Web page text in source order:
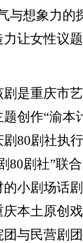
与想象力的
让女性议
是重庆市艺
创作“渝本
80剧社执
80剧社”联
小剧场话
本土原创
与民营剧